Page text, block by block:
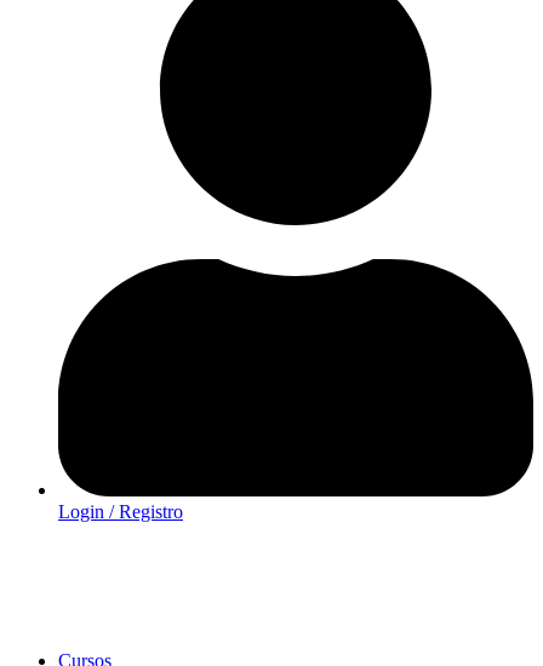
Login / Registro
Cursos